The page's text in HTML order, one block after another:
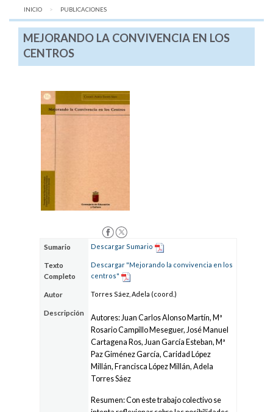
INICIO AQUÍ:
PUBLICACIONES
MEJORANDO LA CONVIVENCIA EN LOS
CENTROS
Sumario Descargar Sumario
Texto
Completo
Descargar "Mejorando la convivencia en los
centros"
Autor Torres Sáez, Adela (coord.)
Descripción
Autores: Juan Carlos Alonso Martín, Mª
Rosario Campillo Meseguer, José Manuel
Cartagena Ros, Juan García Esteban, Mª
Paz Giménez García, Caridad López
Millán, Francisca López Millán, Adela
Torres Sáez
Resumen: Con este trabajo colectivo se